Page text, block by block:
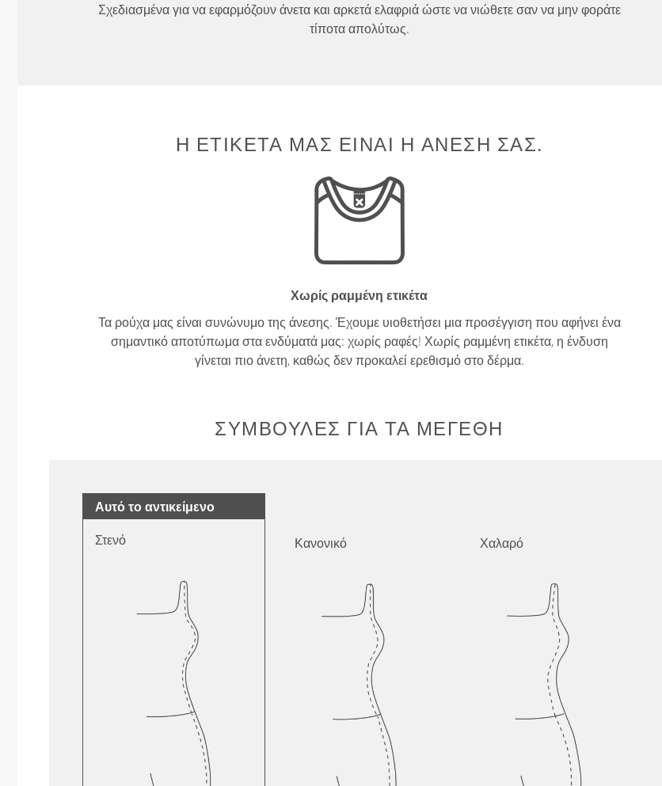
Σχεδιασμένα για να εφαρμόζουν άνετα και αρκετά ελαφριά ώστε να νιώθετε σαν να μην φοράτε
τίποτα απολύτως.
Η ΕΤΙΚΈΤΑ ΜΑΣ ΕΊΝΑΙ Η ΆΝΕΣΉ ΣΑΣ.
Χωρίς ραμμένη ετικέτα
Τα ρούχα μας είναι συνώνυμο της άνεσης. Έχουμε υιοθετήσει μια προσέγγιση που αφήνει ένα
σημαντικό αποτύπωμα στα ενδύματά μας: χωρίς ραφές! Χωρίς ραμμένη ετικέτα, η ένδυση
γίνεται πιο άνετη, καθώς δεν προκαλεί ερεθισμό στο δέρμα.
ΣΥΜΒΟΥΛΈΣ ΓΙΑ ΤΑ ΜΕΓΈΘΗ
Αυτό το αντικείμενο
Στενό
Κανονικό Χαλαρό